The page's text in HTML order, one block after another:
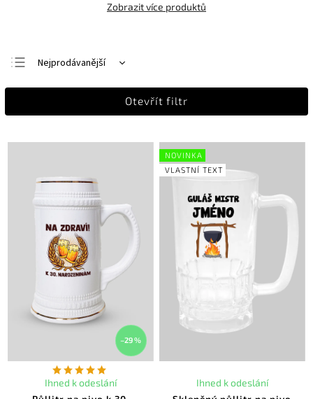
Zobrazit více produktů
Nejlevnější
Nejprodávanější
Otevřít filtr
–29 %
Ihned k odeslání
NOVINKA
VLASTNÍ TEXT
Ihned k odeslání